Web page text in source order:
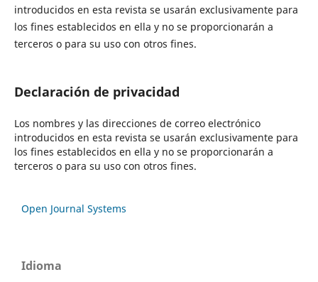
introducidos en esta revista se usarán exclusivamente para
los fines establecidos en ella y no se proporcionarán a
terceros o para su uso con otros fines.
Declaración de privacidad
Los nombres y las direcciones de correo electrónico
introducidos en esta revista se usarán exclusivamente para
los fines establecidos en ella y no se proporcionarán a
terceros o para su uso con otros fines.
Open Journal Systems
Idioma